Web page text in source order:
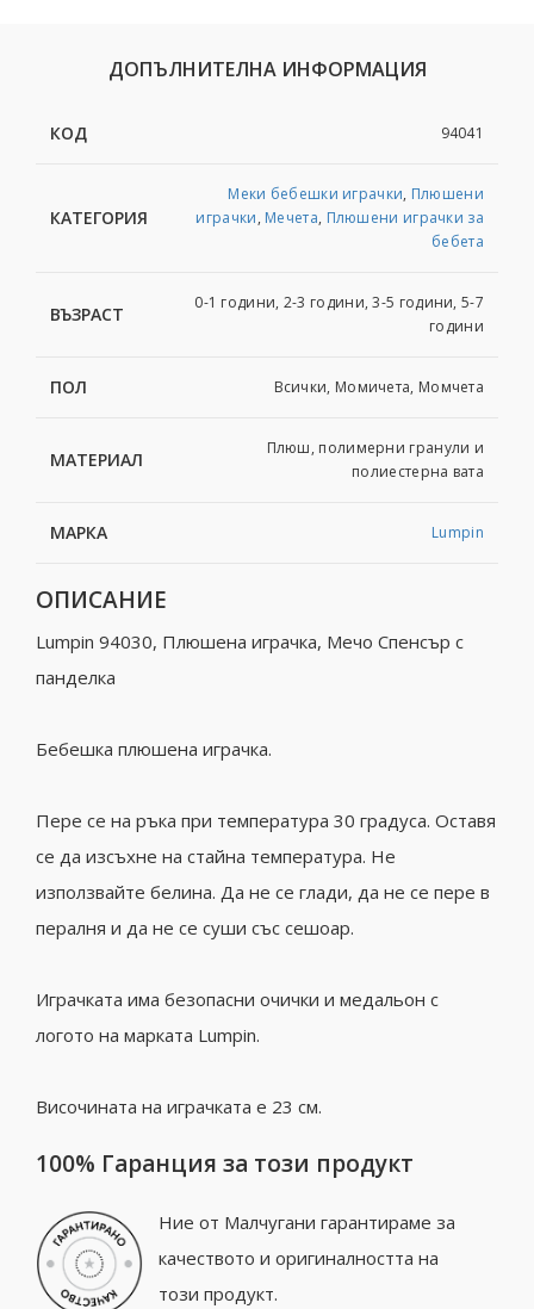
ДОПЪЛНИТЕЛНА ИНФОРМАЦИЯ
КОД 94041
КАТЕГОРИЯ
Меки бебешки играчки, Плюшени
играчки, Мечета, Плюшени играчки за
бебета
ВЪЗРАСТ
0-1 години, 2-3 години, 3-5 години, 5-7
години
ПОЛ Всички, Момичета, Момчета
МАТЕРИАЛ
Плюш, пoлимeрни гранули и
пoлиecтeрна вата
МАРКА Lumpin
ОПИСАНИЕ
Lumpin 94030, Плюшена играчка, Мечо Спенсър с
панделка
Бебешка плюшена играчка.
Пере се на ръка при температура 30 градуса. Оставя
се да изсъхне на стайна температура. Не
използвайте белина. Да не се глади, да не се пере в
пералня и да не се суши със сешоар.
Играчката има безопасни очички и медальон с
логото на марката Lumpin.
Височината на играчката е 23 см.
100% Гаранция за този продукт
Ние от Малчугани гарантираме за
качеството и оригиналността на
този продукт.